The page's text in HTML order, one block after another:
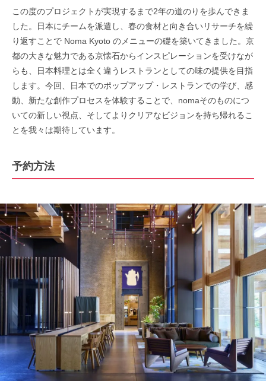
この度のプロジェクトが実現するまで2年の道のりを歩んできま
した。日本にチームを派遣し、春の食材と向き合いリサーチを繰
り返すことで Noma Kyoto のメニューの礎を築いてきました。京
都の大きな魅力である京懐石からインスピレーションを受けなが
らも、日本料理とは全く違うレストランとしての味の提供を目指
します。今回、日本でのポップアップ・レストランでの学び、感
動、新たな創作プロセスを体験することで、nomaそのものにつ
いての新しい視点、そしてよりクリアなビジョンを持ち帰れるこ
とを我々は期待しています。
予約方法